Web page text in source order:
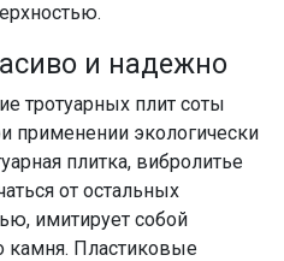
и надежно
тротуарных плит соты
применении экологически
плитка, вибролитье
от остальных
имитирует собой
камня. Пластиковые